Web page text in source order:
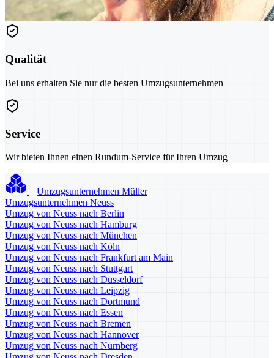
Qualität
Bei uns erhalten Sie nur die besten Umzugsunternehmen
Service
Wir bieten Ihnen einen Rundum-Service für Ihren Umzug
Umzugsunternehmen Müller
Umzugsunternehmen Neuss
Umzug von Neuss nach Berlin
Umzug von Neuss nach Hamburg
Umzug von Neuss nach München
Umzug von Neuss nach Köln
Umzug von Neuss nach Frankfurt am Main
Umzug von Neuss nach Stuttgart
Umzug von Neuss nach Düsseldorf
Umzug von Neuss nach Leipzig
Umzug von Neuss nach Dortmund
Umzug von Neuss nach Essen
Umzug von Neuss nach Bremen
Umzug von Neuss nach Hannover
Umzug von Neuss nach Nürnberg